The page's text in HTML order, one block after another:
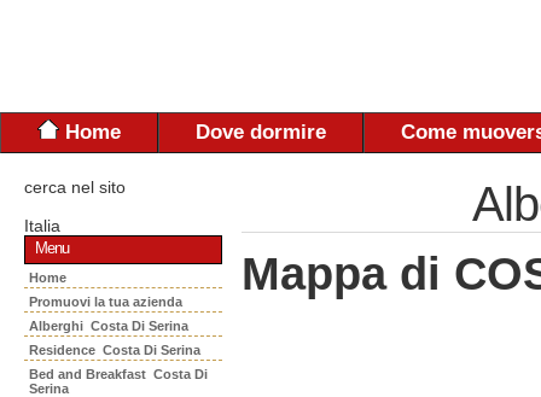
Home Dove dormire Come
cerca nel sito
Italia
Menu
Home
Promuovi la tua azienda
Alberghi Costa Di Serina
Residence Costa Di Serina
Bed and Breakfast Costa Di
Serina
Mappa di